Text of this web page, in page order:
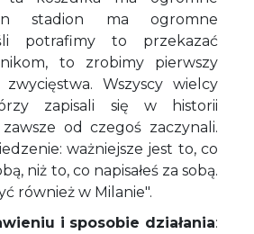
stadion ma ogromne
potrafimy to przekazać
to zrobimy pierwszy
Wszyscy wielcy
zapisali się w historii
zawsze od czegoś zaczynali.
ważniejsze jest to, co
niż to, co napisałeś za sobą.
również w Milanie".
i sposobie działania: